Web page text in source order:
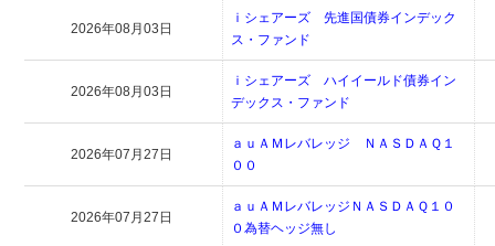
2026年08月03日
ｉシェアーズ 先進国債券インデック
ス・ファンド
2026年08月03日
ｉシェアーズ ハイイールド債券イン
デックス・ファンド
2026年07月27日
ａｕＡＭレバレッジ ＮＡＳＤＡＱ１
００
2026年07月27日
ａｕＡＭレバレッジＮＡＳＤＡＱ１０
０為替ヘッジ無し